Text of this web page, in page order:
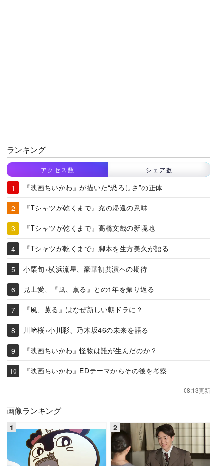
ランキング
アクセス数 シェア数
『映画ちいかわ』が描いた“恐ろしさ”の正体
『Tシャツが乾くまで』充の帰還の意味
『Tシャツが乾くまで』高橋文哉の新境地
『Tシャツが乾くまで』脚本を生方美久が語る
小栗旬×横浜流星、豪華初共演への期待
見上愛、『風、薫る』との1年を振り返る
『風、薫る』はなぜ新しい朝ドラに？
川﨑桜×小川彩、乃木坂46の未来を語る
『映画ちいかわ』怪物は誰が生んだのか？
『映画ちいかわ』EDテーマからその後を考察
08:13更新
画像ランキング